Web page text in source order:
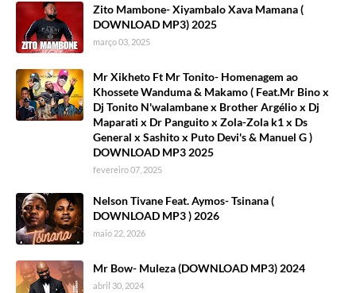
Zito Mambone- Xiyambalo Xava Mamana (
DOWNLOAD MP3) 2025
março 03, 2025
Mr Xikheto Ft Mr Tonito- Homenagem ao
Khossete Wanduma & Makamo ( Feat.Mr Bino x
Dj Tonito N'walambane x Brother Argélio x Dj
Maparati x Dr Panguito x Zola-Zola k1 x Ds
General x Sashito x Puto Devi's & Manuel G )
DOWNLOAD MP3 2025
fevereiro 07, 2025
Nelson Tivane Feat. Aymos- Tsinana (
DOWNLOAD MP3 ) 2026
maio 22, 2026
Mr Bow- Muleza (DOWNLOAD MP3) 2024
abril 30, 2024